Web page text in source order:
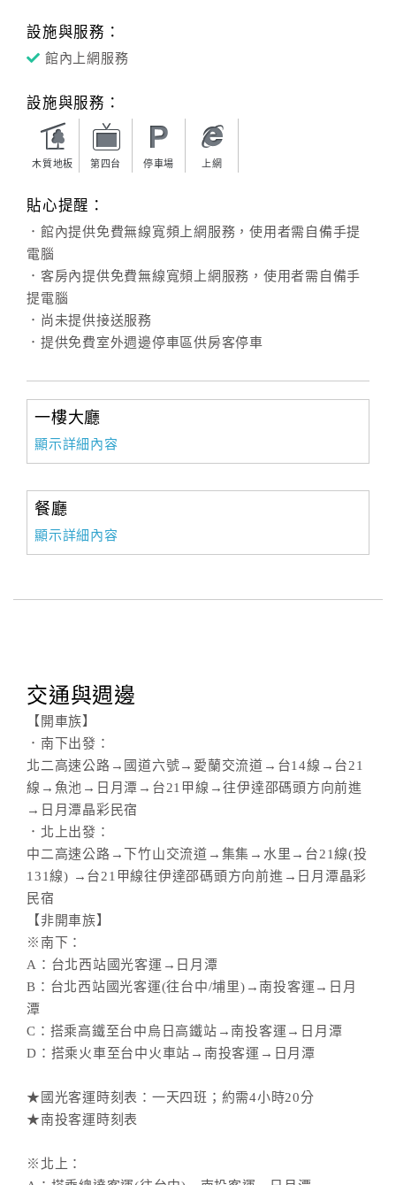
設施與服務：
館內上網服務
設施與服務：
木質地板 第四台 停車場 上網
貼心提醒：
．館內提供免費無線寬頻上網服務，使用者需自備手提
電腦
．客房內提供免費無線寬頻上網服務，使用者需自備手
提電腦
．尚未提供接送服務
．提供免費室外週邊停車區供房客停車
一樓大廳
顯示詳細內容
餐廳
顯示詳細內容
交通與週邊
【開車族】
．南下出發：
北二高速公路→國道六號→愛蘭交流道→台14線→台21
線→魚池→日月潭→台21甲線→往伊達邵碼頭方向前進
→日月潭晶彩民宿
．北上出發：
中二高速公路→下竹山交流道→集集→水里→台21線(投
131線) →台21甲線往伊達邵碼頭方向前進→日月潭晶彩
民宿
【非開車族】
※南下：
A：台北西站國光客運→日月潭
B：台北西站國光客運(往台中/埔里)→南投客運→日月
潭
C：搭乘高鐵至台中烏日高鐵站→南投客運→日月潭
D：搭乘火車至台中火車站→南投客運→日月潭
★國光客運時刻表：一天四班；約需4小時20分
★南投客運時刻表
※北上：